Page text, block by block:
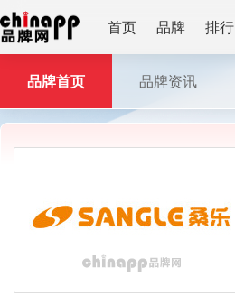
首页 品牌 排行
品牌首页 品牌资讯